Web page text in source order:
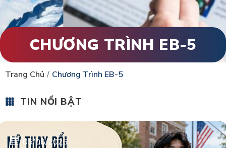
CHƯƠNG TRÌNH EB-5
Trang Chủ Chương Trình EB-5
TIN NỔI BẬT
05/08/2026